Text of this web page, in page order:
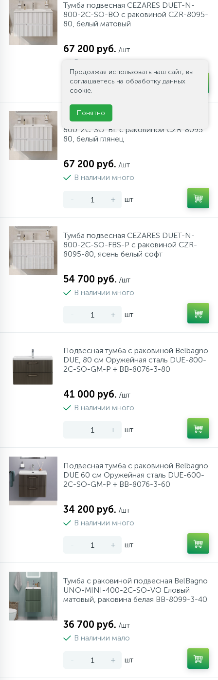
Тумба подвесная CEZARES DUET-N-
800-2C-SO-BO с раковиной CZR-8095-
80, белый матовый
67 200 руб. /шт
В наличии много
- + шт
Тумба подвесная CEZARES DUET-N-
800-2C-SO-BL с раковиной CZR-8095-
80, белый глянец
67 200 руб. /шт
В наличии много
- + шт
Тумба подвесная CEZARES DUET-N-
800-2C-SO-FBS-P с раковиной CZR-
8095-80, ясень белый софт
54 700 руб. /шт
В наличии много
- + шт
Подвесная тумба с раковиной Belbagno
DUE, 80 см Оружейная сталь DUE-800-
2C-SO-GM-P + BB-8076-3-80
41 000 руб. /шт
В наличии много
- + шт
Подвесная тумба с раковиной Belbagno
DUE 60 см Оружейная сталь DUE-600-
2C-SO-GM-P + BB-8076-3-60
34 200 руб. /шт
В наличии много
- + шт
Тумба с раковиной подвесная BelBagno
UNO-MINI-400-2C-SO-VO Еловый
матовый, раковина белая BB-8099-3-40
36 700 руб. /шт
В наличии мало
- + шт
Продолжая использовать наш сайт, вы
соглашаетесь на обработку данных
cookie.
Понятно